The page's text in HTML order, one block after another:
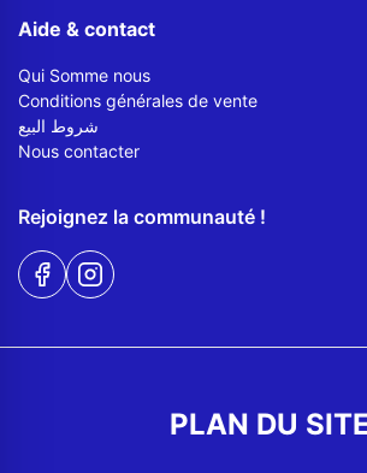
Aide & contact
Qui Somme nous
Conditions générales de vente
شروط البيع
Nous contacter
Rejoignez la communauté !
PLAN DU